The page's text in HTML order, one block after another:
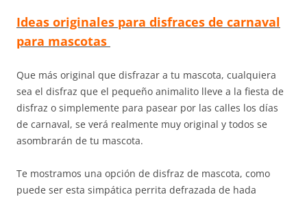
Ideas originales para disfraces de carnaval
para mascotas
Que más original que disfrazar a tu mascota, cualquiera
sea el disfraz que el pequeño animalito lleve a la fiesta de
disfraz o simplemente para pasear por las calles los días
de carnaval, se verá realmente muy original y todos se
asombrarán de tu mascota.
Te mostramos una opción de disfraz de mascota, como
puede ser esta simpática perrita defrazada de hada